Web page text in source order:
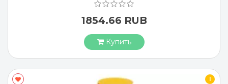
1854.66 RUB
Купить
I